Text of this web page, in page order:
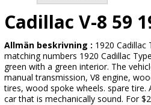
Cadillac V-8 59
Allmän beskrivning : 1920 Cadillac
matching numbers 1920 Cadillac
green with a green interior. The
manual transmission, V8 engine,
tires, wood spoke wheels. spare tire.
car that is mechanically sound. For